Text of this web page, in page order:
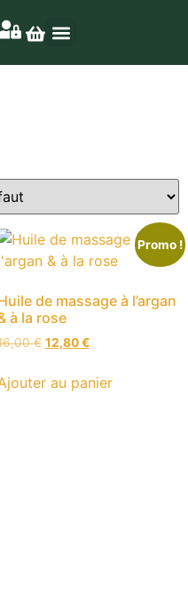
Promo !
de massage à l’argan
à la rose
€ 12,80€
au panier